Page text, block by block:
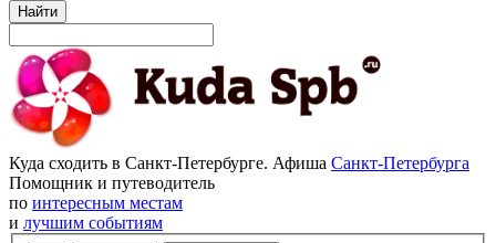
Найти
Куда сходить в Санкт-Петербурге. Афиша Санкт-Петербурга
Помощник и путеводитель
по интересным местам
и лучшим событиям